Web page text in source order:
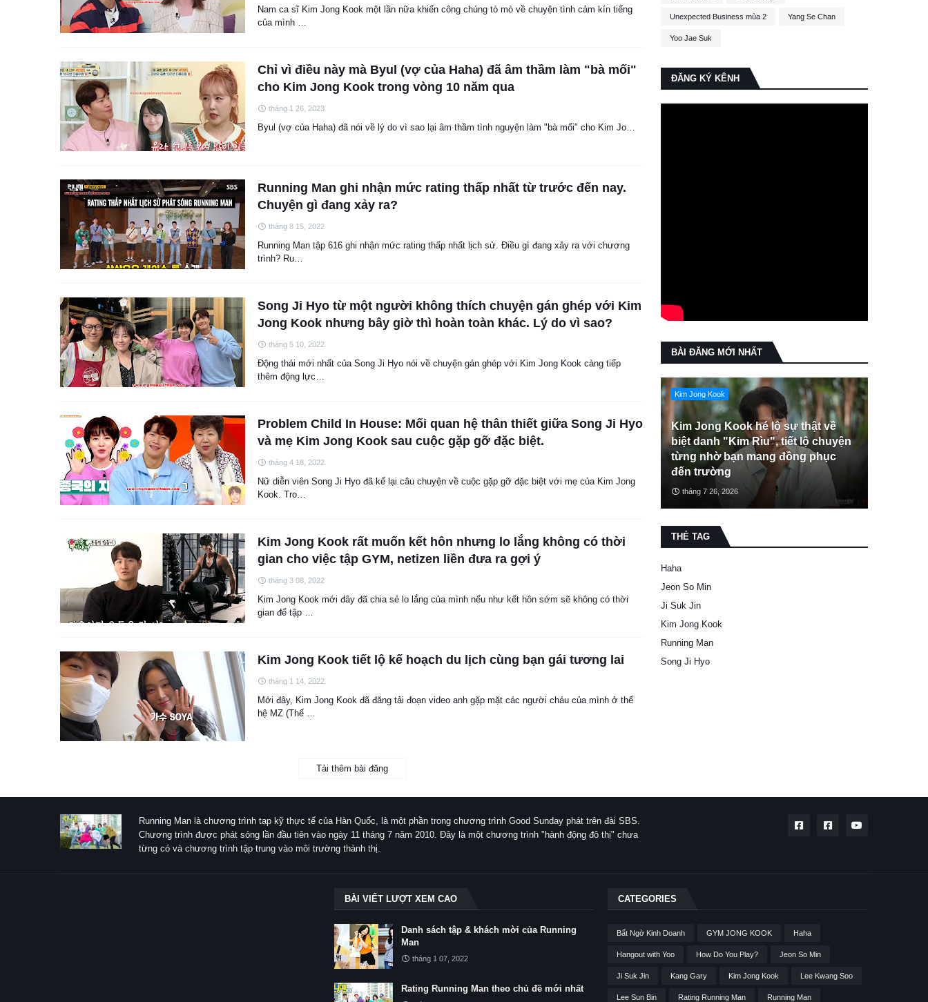
Nam ca sĩ Kim Jong Kook một lần nữa khiến công chúng tò mò về chuyện tình cảm kín tiếng
của mình …
Chỉ vì điều này mà Byul (vợ của Haha) đã âm thầm làm "bà mối"
cho Kim Jong Kook trong vòng 10 năm qua
tháng 1 26, 2023
Byul (vợ của Haha) đã nói về lý do vì sao lại âm thầm tình nguyện làm "bà mối" cho Kim Jo…
Running Man ghi nhận mức rating thấp nhất từ trước đến nay.
Chuyện gì đang xảy ra?
tháng 8 15, 2022
Running Man tập 616 ghi nhận mức rating thấp nhất lịch sử. Điều gì đang xảy ra với chương
trình? Ru…
Song Ji Hyo từ một người không thích chuyện gán ghép với Kim
Jong Kook nhưng bây giờ thì hoàn toàn khác. Lý do vì sao?
tháng 5 10, 2022
Động thái mới nhất của Song Ji Hyo nói về chuyện gán ghép với Kim Jong Kook càng tiếp
thêm động lực…
Problem Child In House: Mối quan hệ thân thiết giữa Song Ji Hyo
và mẹ Kim Jong Kook sau cuộc gặp gỡ đặc biệt.
tháng 4 18, 2022
Nữ diễn viên Song Ji Hyo đã kể lại câu chuyện về cuộc gặp gỡ đặc biệt với mẹ của Kim Jong
Kook. Tro…
Kim Jong Kook rất muốn kết hôn nhưng lo lắng không có thời
gian cho việc tập GYM, netizen liền đưa ra gợi ý
tháng 3 08, 2022
Kim Jong Kook mới đây đã chia sẻ lo lắng của mình nếu như kết hôn sớm sẽ không có thời
gian để tập …
Kim Jong Kook tiết lộ kế hoạch du lịch cùng bạn gái tương lai
tháng 1 14, 2022
Mới đây, Kim Jong Kook đã đăng tải đoạn video anh gặp mặt các người cháu của mình ở thế
hệ MZ (Thế …
Tải thêm bài đăng
Unexpected Business mùa 2 Yang Se Chan
Yoo Jae Suk
ĐĂNG KÝ KÊNH
BÀI ĐĂNG MỚI NHẤT
Kim Jong Kook
Kim Jong Kook hé lộ sự thật về
biệt danh "Kim Rìu", tiết lộ chuyện
từng nhờ bạn mang đồng phục
đến trường
tháng 7 26, 2026
THẺ TAG
Haha
Jeon So Min
Ji Suk Jin
Kim Jong Kook
Running Man
Song Ji Hyo
Running Man là chương trình tạp kỹ thực tế của Hàn Quốc, là một phần trong chương trình Good Sunday phát trên đài SBS.
Chương trình được phát sóng lần đầu tiên vào ngày 11 tháng 7 năm 2010. Đây là một chương trình "hành động đô thị" chưa
từng có và chương trình tập trung vào môi trường thành thị.
BÀI VIẾT LƯỢT XEM CAO
Danh sách tập & khách mời của Running
Man
tháng 1 07, 2022
Rating Running Man theo chủ đề mới nhất
CATEGORIES
Bất Ngờ Kinh Doanh GYM JONG KOOK Haha
Hangout with Yoo How Do You Play? Jeon So Min
Ji Suk Jin Kang Gary Kim Jong Kook Lee Kwang Soo
Lee Sun Bin Rating Running Man Running Man